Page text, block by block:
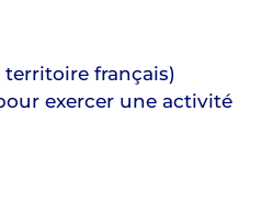
français)
exercer une activité